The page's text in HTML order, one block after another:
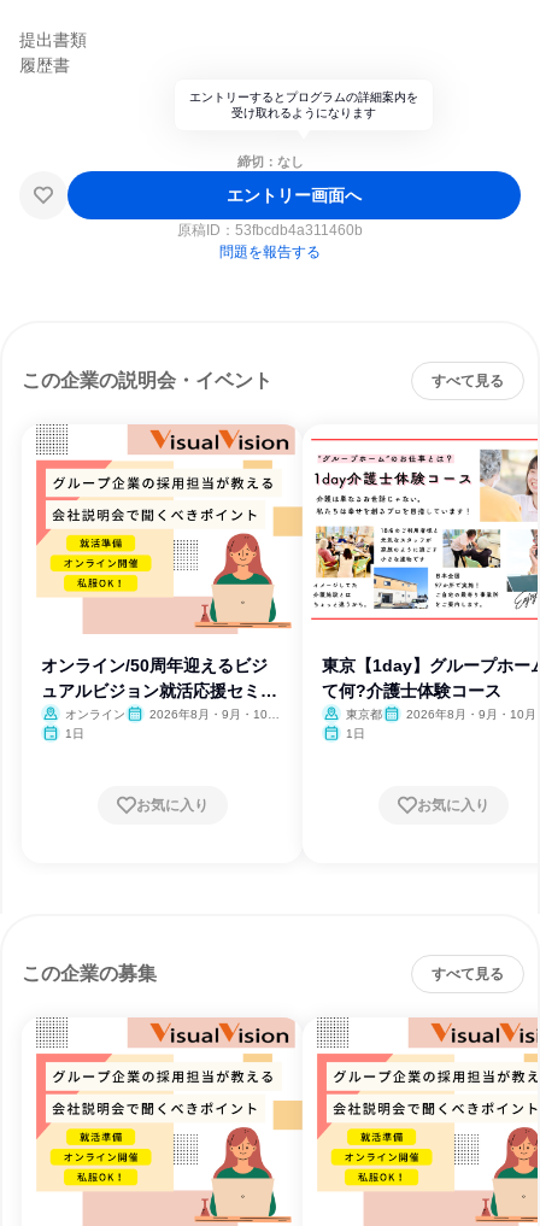
提出書類
履歴書
エントリーするとプログラムの詳細案内を
受け取れるようになります
締切：なし
エントリー画面へ
原稿ID： 53fbcdb4a311460b
問題を報告する
この企業の説明会・イベント すべて見る
オンライン/50周年迎えるビジ
ュアルビジョン就活応援セミナ
ー
オンライン
2026年8月・9月・10
1日
お気に入り
東京【1day】グループホー
て何?介護士体験コース
東京都
2026年8月・9月・10月
1日
お気に入り
この企業の募集 すべて見る